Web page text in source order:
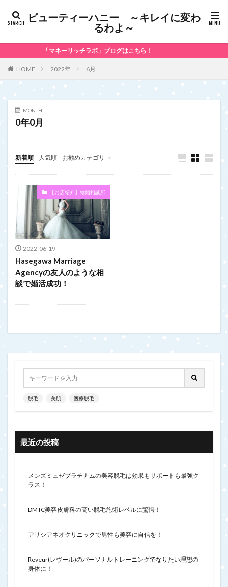
ビューティーハニー ～キレイに変わ
るわよ～
「マネーリッチラボ」ブログはこちら！
HOME 2022年 6月
MONTH
0年0月
新着順 人気順 お勧めカテゴリ
未分類
【お店紹介】結婚相談所
2022-06-19
Hasegawa Marriage
Agencyの友人のような相
談で婚活成功！
脱毛 美肌 医療脱毛
最近の投稿
メンズミュゼプラチナムの美容脱毛は効果もサポートも最強ク
ラス！
DMTC美容皮膚科の高い脱毛施術レベルに驚愕！
アリシアネオクリニックで男性も美容に自信を！
Reveur(レヴール)のパーソナルトレーニングでなりたい理想の
身体に！